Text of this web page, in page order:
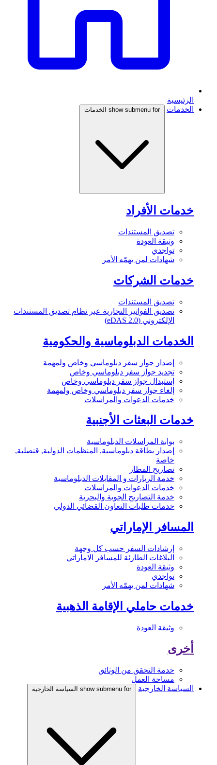
الرئيسية
الخدمات
show submenu for الخدمات
خدمات الأفراد
تصديق المستندات
وثيقة العودة
تواجدي
شهادات لمن يهمّه الأمر
خدمات الشركات
تصديق المستندات
تصديق الفواتير التجارية عبر نظام تصديق المستندات
الإلكتروني (eDAS 2.0)
الخدمات الدبلوماسية والحكومية
إصدار جواز سفر دبلوماسي وخاص ولمهمة
تجديد جواز سفر دبلوماسي وخاص
إستبدال جواز سفر دبلوماسي وخاص
إلغاء جواز سفر دبلوماسي وخاص ولمهمة
خدمات الدعوات والمراسلات
خدمات البعثات الأجنبية
بوابة المراسلات الدبلوماسية
إصدار بطاقة دبلوماسية, المنظمات الدولية, قنصلية,
خاصة
تصاريح المطار
خدمة الزيارات و المقابلات الدبلوماسية
خدمات الدعوات والمراسلات
خدمة التصاريح الجوية والبحرية
خدمات طلبات التعاون القضائي الدولي
المسافر الإماراتي
إرشادات السفر حسب كل وجهة
البلاغات الطارئة للمسافر الاماراتي
وثيقة العودة
تواجدي
شهادات لمن يهمّه الأمر
خدمات حاملي الإقامة الذهبية
وثيقة العودة
أخرى
خدمة التحقق من الوثائق
مساحة العمل
السياسة الخارجية
show submenu for السياسة الخارجية